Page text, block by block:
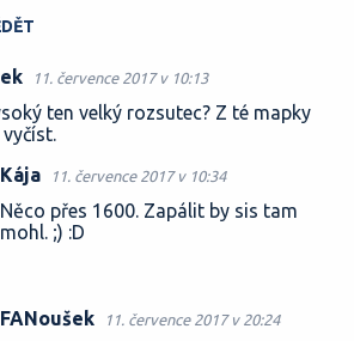
11. července 2017 v 10:13
ten velký rozsutec? Z té mapky
Kája 11. července 2017 v 10:34
Něco přes 1600. Zapálit by sis tam
mohl. ;) :D
FANoušek 11. července 2017 v 20:24